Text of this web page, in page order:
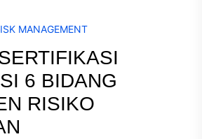
MANAGEMENT
6 BIDANG
RISIKO